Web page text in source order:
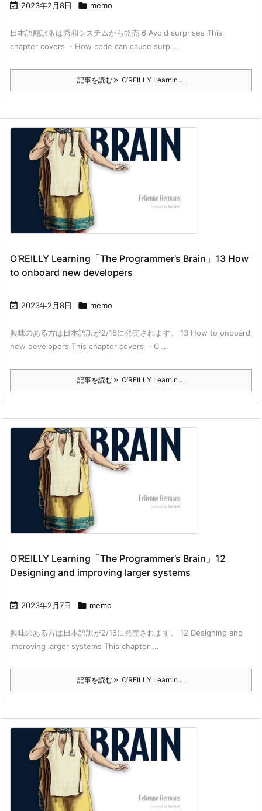
 2023年2月8日  memo
日本語翻訳版は秀和システムから発売 6 Avoid surprises This
chapter covers ・How code can cause surp ...
記事を読む O’REILLY Learnin ...
O’REILLY Learning「The Programmer’s Brain」13 How
to onboard new developers
 2023年2月8日  memo
興味のある方は日本語訳が2/16に発売されます。 13 How to onboard
new developers This chapter covers ・C ...
記事を読む O’REILLY Learnin ...
O’REILLY Learning「The Programmer’s Brain」12
Designing and improving larger systems
 2023年2月7日  memo
興味のある方は日本語訳が2/16に発売されます。 12 Designing and
improving larger systems This chapter ...
記事を読む O’REILLY Learnin ...